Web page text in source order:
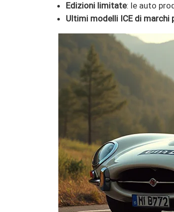
Edizioni limitate: le auto
Ultimi modelli ICE di marchi